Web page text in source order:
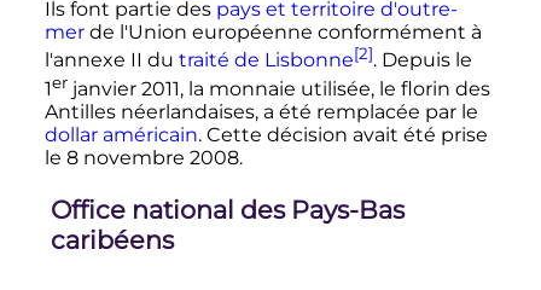
Ils font partie des pays et territoire d'outre-
merde l'Union européenne conformément à
l'annexe II du traité de Lisbonne[2]. Depuis le
1erjanvier 2011, la monnaie utilisée, le florin des
Antilles néerlandaises, a été remplacée par le
dollar américain. Cette décision avait été prise
le 8 novembre 2008.
Office national des Pays-Bas
caribéens